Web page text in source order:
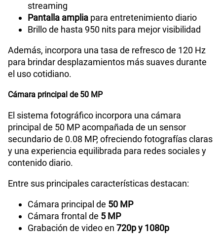
streaming
Pantalla amplia para entretenimiento diario
Brillo de hasta 950 nits para mejor visibilidad
Además, incorpora una tasa de refresco de 120 Hz
para brindar desplazamientos más suaves durante
el uso cotidiano.
Cámara principal de 50 MP
El sistema fotográfico incorpora una cámara
principal de 50 MP acompañada de un sensor
secundario de 0.08 MP, ofreciendo fotografías claras
y una experiencia equilibrada para redes sociales y
contenido diario.
Entre sus principales características destacan:
Cámara principal de 50 MP
Cámara frontal de 5 MP
Grabación de video en 720p y 1080p